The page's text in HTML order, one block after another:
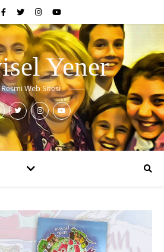
Yener
Resmi Web Sitesi